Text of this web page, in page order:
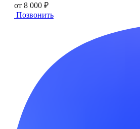
от 8 000 ₽
Позвонить